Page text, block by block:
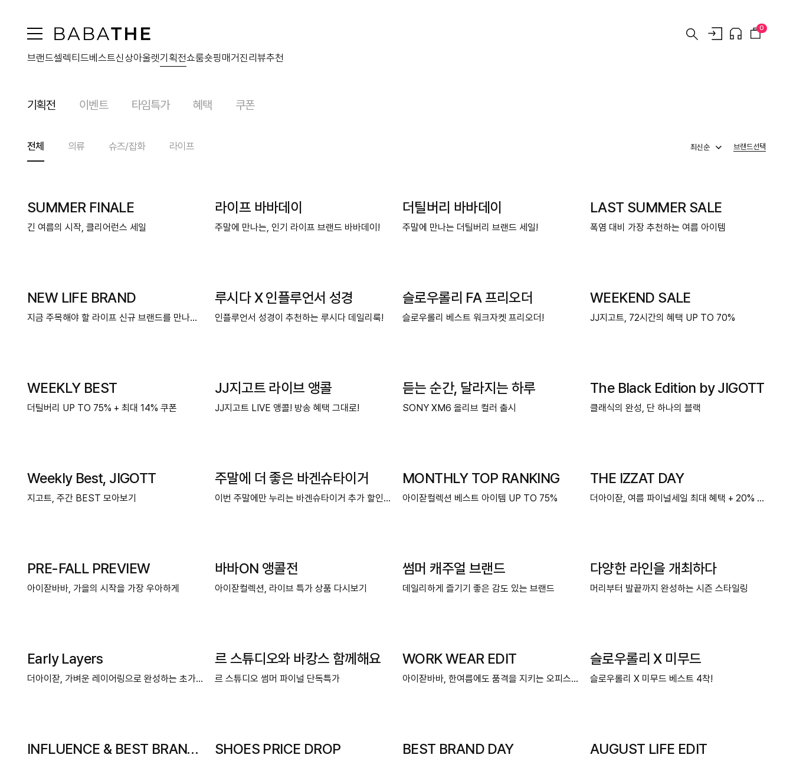
0
브랜드셀렉티드베스트신상아울렛기획전쇼룸숏핑 매거진 리뷰추천
기획전 이벤트 타임특가 혜택 쿠폰
전체 의류 슈즈/잡화 라이프 브랜드선택
SUMMER FINALE
긴 여름의 시작, 클리어런스 세일
라이프 바바데이
주말에 만나는, 인기 라이프 브랜드 바바데이!
더틸버리 바바데이
주말에 만나는 더틸버리 브랜드 세일!
LAST SUMMER SALE
폭염 대비 가장 추천하는 여름 아이템
NEW LIFE BRAND
지금 주목해야 할 라이프 신규 브랜드를 만나보세요.
루시다 X 인플루언서 성경
인플루언서 성경이 추천하는 루시다 데일리룩!
슬로우롤리 FA 프리오더
슬로우롤리 베스트 워크자켓 프리오더!
WEEKEND SALE
JJ지고트, 72시간의 혜택 UP TO 70%
WEEKLY BEST
더틸버리 UP TO 75% + 최대 14% 쿠폰
JJ지고트 라이브 앵콜
JJ지고트 LIVE 앵콜! 방송 혜택 그대로!
듣는 순간, 달라지는 하루
SONY XM6 올리브 컬러 출시
The Black Edition by JIGOTT
클래식의 완성, 단 하나의 블랙
Weekly Best, JIGOTT
지고트, 주간 BEST 모아보기
주말에 더 좋은 바겐슈타이거
이번 주말에만 누리는 바겐슈타이거 추가 할인 혜택
MONTHLY TOP RANKING
아이잗컬렉션 베스트 아이템 UP TO 75%
THE IZZAT DAY
더아이잗, 여름 파이널세일 최대 혜택 + 20% 쿠폰
PRE-FALL PREVIEW
아이잗바바, 가을의 시작을 가장 우아하게
바바ON 앵콜전
아이잗컬렉션, 라이브 특가 상품 다시보기
썸머 캐주얼 브랜드
데일리하게 즐기기 좋은 감도 있는 브랜드
다양한 라인을 개최하다
머리부터 발끝까지 완성하는 시즌 스타일링
Early Layers
더아이잗, 가벼운 레이어링으로 완성하는 초가을의 균형.
르 스튜디오와 바캉스 함께해요
르 스튜디오 썸머 파이널 단독특가
WORK WEAR EDIT
아이잗바바, 한여름에도 품격을 지키는 오피스룩
슬로우롤리 X 미무드
슬로우롤리 X 미무드 베스트 4착!
INFLUENCE & BEST BRAND #3SHOES PRICE DROP BEST BRAND DAY AUGUST LIFE EDIT